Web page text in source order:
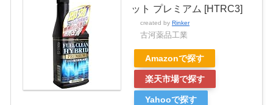
ット プレミアム [HTRC3]
created by Rinker
古河薬品工業
Amazonで探す
楽天市場で探す
Yahooで探す